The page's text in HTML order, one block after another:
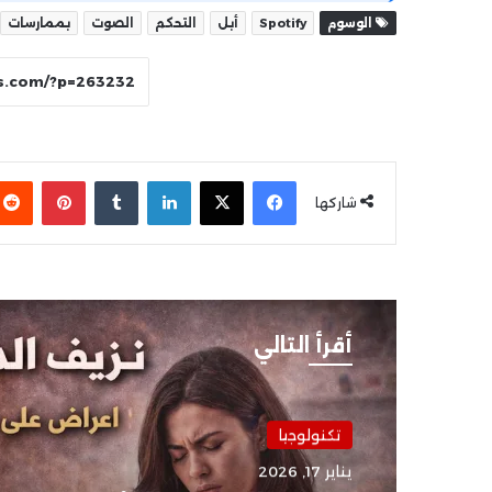
الوسوم Spotify أبل التحكم الصوت بممارسات
شاركها
فيسبوك
‫X لينكدإن
أقرأ التالي
تكنولوجيا
يناير 17, 2026